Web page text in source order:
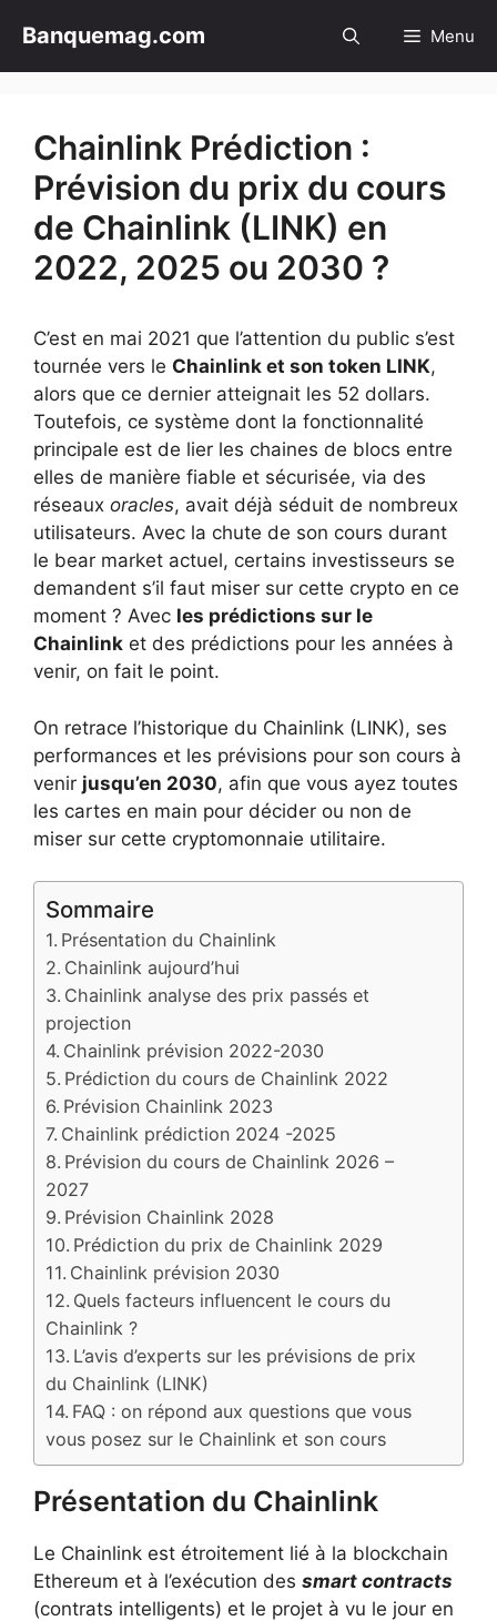
contenu
Banquemag.com Menu
Chainlink Prédiction :
Prévision du prix du cours
de Chainlink (LINK) en
2022, 2025 ou 2030 ?
C’est en mai 2021 que l’attention du public s’est
tournée vers le Chainlink et son token LINK,
alors que ce dernier atteignait les 52 dollars.
Toutefois, ce système dont la fonctionnalité
principale est de lier les chaines de blocs entre
elles de manière fiable et sécurisée, via des
réseaux oracles, avait déjà séduit de nombreux
utilisateurs. Avec la chute de son cours durant
le bear market actuel, certains investisseurs se
demandent s’il faut miser sur cette crypto en ce
moment ? Avec les prédictions sur le
Chainlink et des prédictions pour les années à
venir, on fait le point.
On retrace l’historique du Chainlink (LINK), ses
performances et les prévisions pour son cours à
venir jusqu’en 2030, afin que vous ayez toutes
les cartes en main pour décider ou non de
miser sur cette cryptomonnaie utilitaire.
Sommaire
Présentation du Chainlink
Chainlink aujourd’hui
Chainlink analyse des prix passés et
projection
Chainlink prévision 2022-2030
Prédiction du cours de Chainlink 2022
Prévision Chainlink 2023
Chainlink prédiction 2024 -2025
Prévision du cours de Chainlink 2026 –
2027
Prévision Chainlink 2028
Prédiction du prix de Chainlink 2029
Chainlink prévision 2030
Quels facteurs influencent le cours du
Chainlink ?
L’avis d’experts sur les prévisions de prix
du Chainlink (LINK)
FAQ : on répond aux questions que vous
vous posez sur le Chainlink et son cours
Présentation du Chainlink
Le Chainlink est étroitement lié à la blockchain
Ethereum et à l’exécution des smart contracts
(contrats intelligents) et le projet à vu le jour en